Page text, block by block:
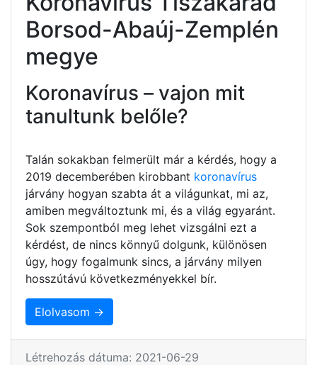
Borsod-Abaúj-Zemplén
megye
Koronavírus – vajon mit
tanultunk belőle?
Talán sokakban felmerült már a kérdés, hogy a
2019 decemberében kirobbant koronavírus
járvány hogyan szabta át a világunkat, mi az,
amiben megváltoztunk mi, és a világ egyaránt.
Sok szempontból meg lehet vizsgálni ezt a
kérdést, de nincs könnyű dolgunk, különösen
úgy, hogy fogalmunk sincs, a járvány milyen
hosszútávú következményekkel bír.
Elolvasom →
Létrehozás dátuma: 2021-06-29